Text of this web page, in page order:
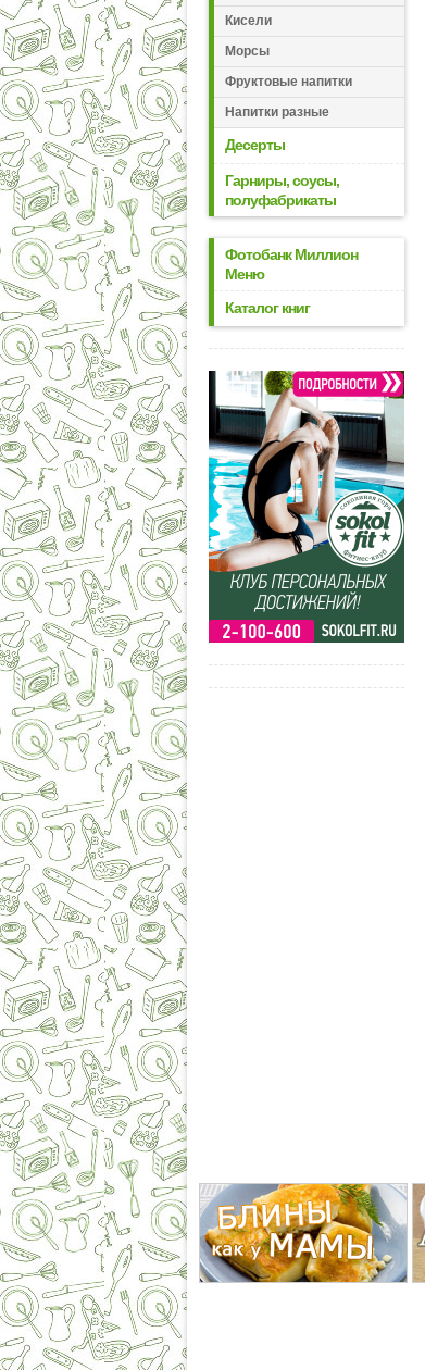
Кисели
Морсы
Фруктовые напитки
Напитки разные
Десерты
Гарниры, соусы,
полуфабрикаты
Фотобанк Миллион
Меню
Каталог книг